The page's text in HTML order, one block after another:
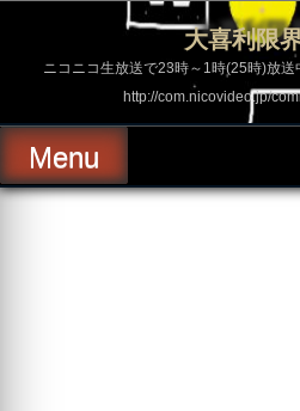
ス
ッ
プ
大喜利限
ニコニコ生放送で23時～1時(25時)放
http://com.nicovideo.jp/
Menu